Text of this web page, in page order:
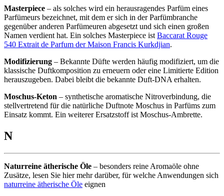
Masterpiece – als solches wird ein herausragendes Parfüm eines
Parfümeurs bezeichnet, mit dem er sich in der Parfümbranche
gegenüber anderen Parfümeuren abgesetzt und sich einen großen
Namen verdient hat. Ein solches Masterpiece ist Baccarat Rouge
540 Extrait de Parfum der Maison Francis Kurkdjian.
Modifizierung – Bekannte Düfte werden häufig modifiziert, um die
klassische Duftkomposition zu erneuern oder eine Limitierte Edition
herauszugeben. Dabei bleibt die bekannte Duft-DNA erhalten.
Moschus-Keton – synthetische aromatische Nitroverbindung, die
stellvertretend für die natürliche Duftnote Moschus in Parfüms zum
Einsatz kommt. Ein weiterer Ersatzstoff ist Moschus-Ambrette.
N
Naturreine ätherische Öle – besonders reine Aromaöle ohne
Zusätze, lesen Sie hier mehr darüber, für welche Anwendungen sich
naturreine ätherische Öle eignen